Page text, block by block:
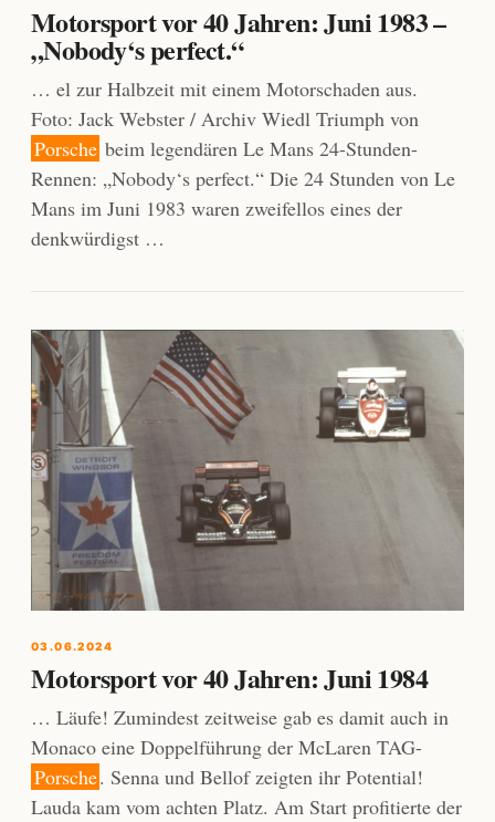
Motorsport vor 40 Jahren: Juni 1983 –
„Nobody‘s perfect.“
… el zur Halbzeit mit einem Motorschaden aus.
Foto: Jack Webster / Archiv Wiedl Triumph von
Porsche beim legendären Le Mans 24-Stunden-
Rennen: „Nobody‘s perfect.“ Die 24 Stunden von Le
Mans im Juni 1983 waren zweifellos eines der
denkwürdigst …
03.06.2024
Motorsport vor 40 Jahren: Juni 1984
… Läufe! Zumindest zeitweise gab es damit auch in
Monaco eine Doppelführung der McLaren TAG-
Porsche. Senna und Bellof zeigten ihr Potential!
Lauda kam vom achten Platz. Am Start profitierte der